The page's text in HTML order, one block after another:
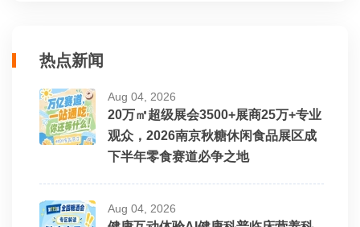
热点新闻
Aug 04, 2026
20万㎡超级展会3500+展商25万+专业
观众，2026南京秋糖休闲食品展区成
下半年零食赛道必争之地
Aug 04, 2026